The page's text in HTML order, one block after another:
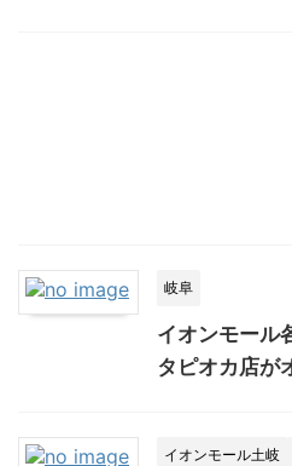
岐阜
イオンモール
タピオカ店が
イオンモール土岐